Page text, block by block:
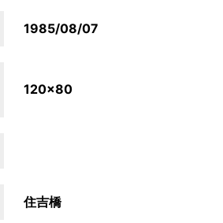
1985/08/07
120×80
住吉橋